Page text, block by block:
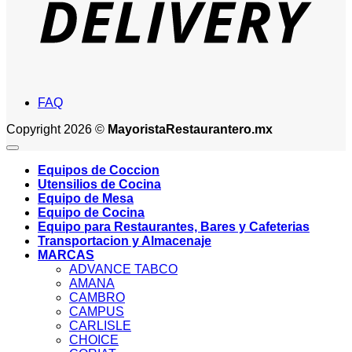
FAQ
Copyright 2026 © MayoristaRestaurantero.mx
Equipos de Coccion
Utensilios de Cocina
Equipo de Mesa
Equipo de Cocina
Equipo para Restaurantes, Bares y Cafeterias
Transportacion y Almacenaje
MARCAS
ADVANCE TABCO
AMANA
CAMBRO
CAMPUS
CARLISLE
CHOICE